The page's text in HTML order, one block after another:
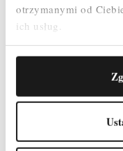
otrzymanymi od
ich usług.